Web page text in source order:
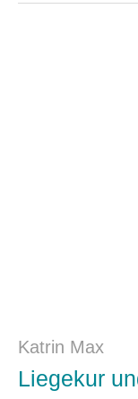
Katrin Max
Liegekur